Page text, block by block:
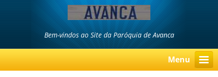
Bem-vindos ao Site da Paróquia de Avanca
Menu